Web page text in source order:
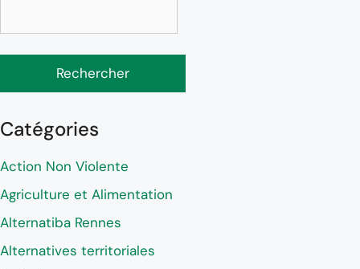
Rechercher
Catégories
Action Non Violente
Agriculture et Alimentation
Alternatiba Rennes
Alternatives territoriales